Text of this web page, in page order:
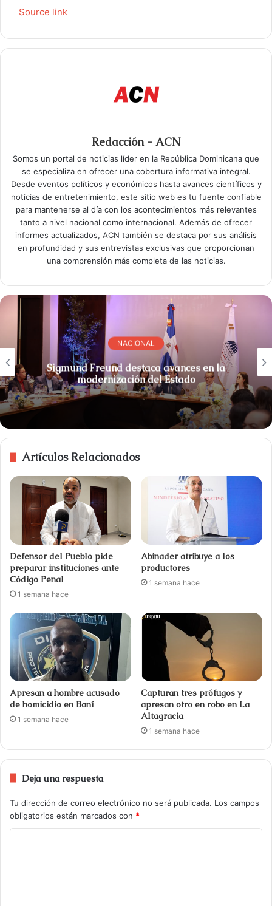
Source link
Redacción - ACN
Somos un portal de noticias líder en la República Dominicana que
se especializa en ofrecer una cobertura informativa integral.
Desde eventos políticos y económicos hasta avances científicos y
noticias de entretenimiento, este sitio web es tu fuente confiable
para mantenerse al día con los acontecimientos más relevantes
tanto a nivel nacional como internacional. Además de ofrecer
informes actualizados, ACN también se destaca por sus análisis
en profundidad y sus entrevistas exclusivas que proporcionan
una comprensión más completa de las noticias.
NACIONAL
Sigmund Freund destaca avances en la
modernización del Estado
Artículos Relacionados
Defensor del Pueblo pide
preparar instituciones ante
Código Penal
1 semana hace
Abinader atribuye a los
productores
1 semana hace
Apresan a hombre acusado
de homicidio en Baní
1 semana hace
Capturan tres prófugos y
apresan otro en robo en La
Altagracia
1 semana hace
Deja una respuesta
Tu dirección de correo electrónico no será publicada. Los campos
obligatorios están marcados con *